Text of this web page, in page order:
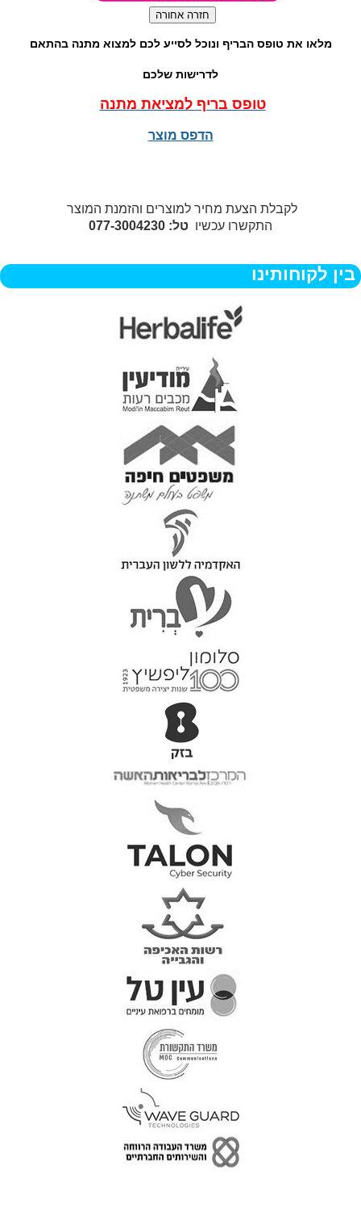
מלאו את טופס הבריף ונוכל לסייע לכם למצוא מתנה בהתאם
לדרישות שלכם
טופס בריף למציאת מתנה
הדפס מוצר
לקבלת הצעת מחיר למוצרים והזמנת המוצר
התקשרו עכשיו טל: 077-3004230
בין לקוחותינו